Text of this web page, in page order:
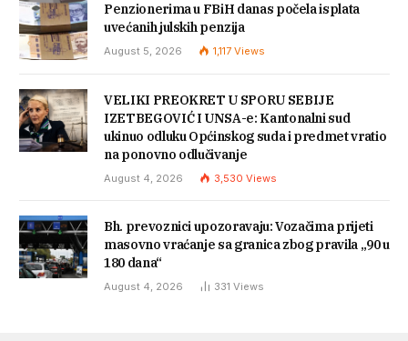
Penzionerima u FBiH danas počela isplata
uvećanih julskih penzija
August 5, 2026 1,117 Views
VELIKI PREOKRET U SPORU SEBIJE
IZETBEGOVIĆ I UNSA-e: Kantonalni sud
ukinuo odluku Općinskog suda i predmet vratio
na ponovno odlučivanje
August 4, 2026 3,530 Views
Bh. prevoznici upozoravaju: Vozačima prijeti
masovno vraćanje sa granica zbog pravila „90 u
180 dana“
August 4, 2026 331 Views